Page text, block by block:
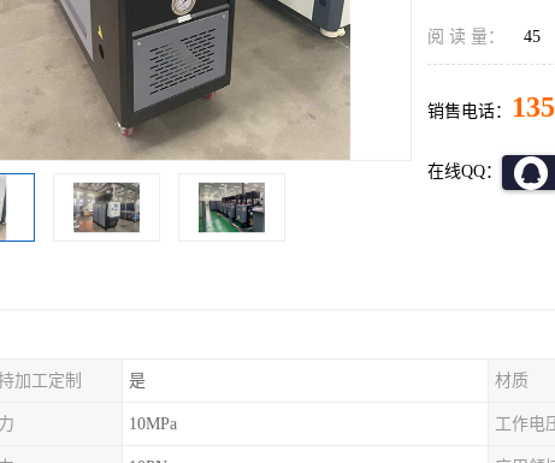
阅 读 量： 45
销售电话：
在线QQ：
加工定制 是 材质
10MPa 工作电